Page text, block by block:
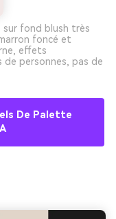
sur fond blush très
foncé et
effets
de personnes, pas de
De Palette